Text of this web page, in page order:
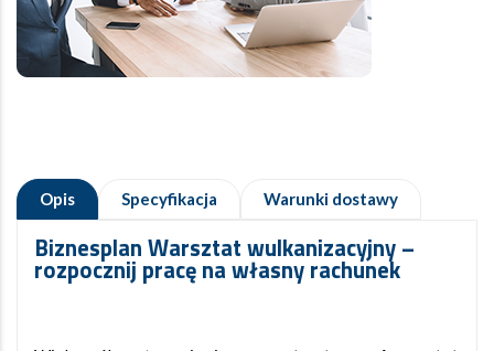
Opis Specyfikacja Warunki dostawy
Biznesplan Warsztat wulkanizacyjny–
rozpocznij pracę na własny rachunek